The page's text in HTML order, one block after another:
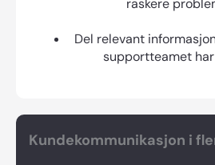
raskere
Del relevant
supportteamet
Kundekommunikasjon i